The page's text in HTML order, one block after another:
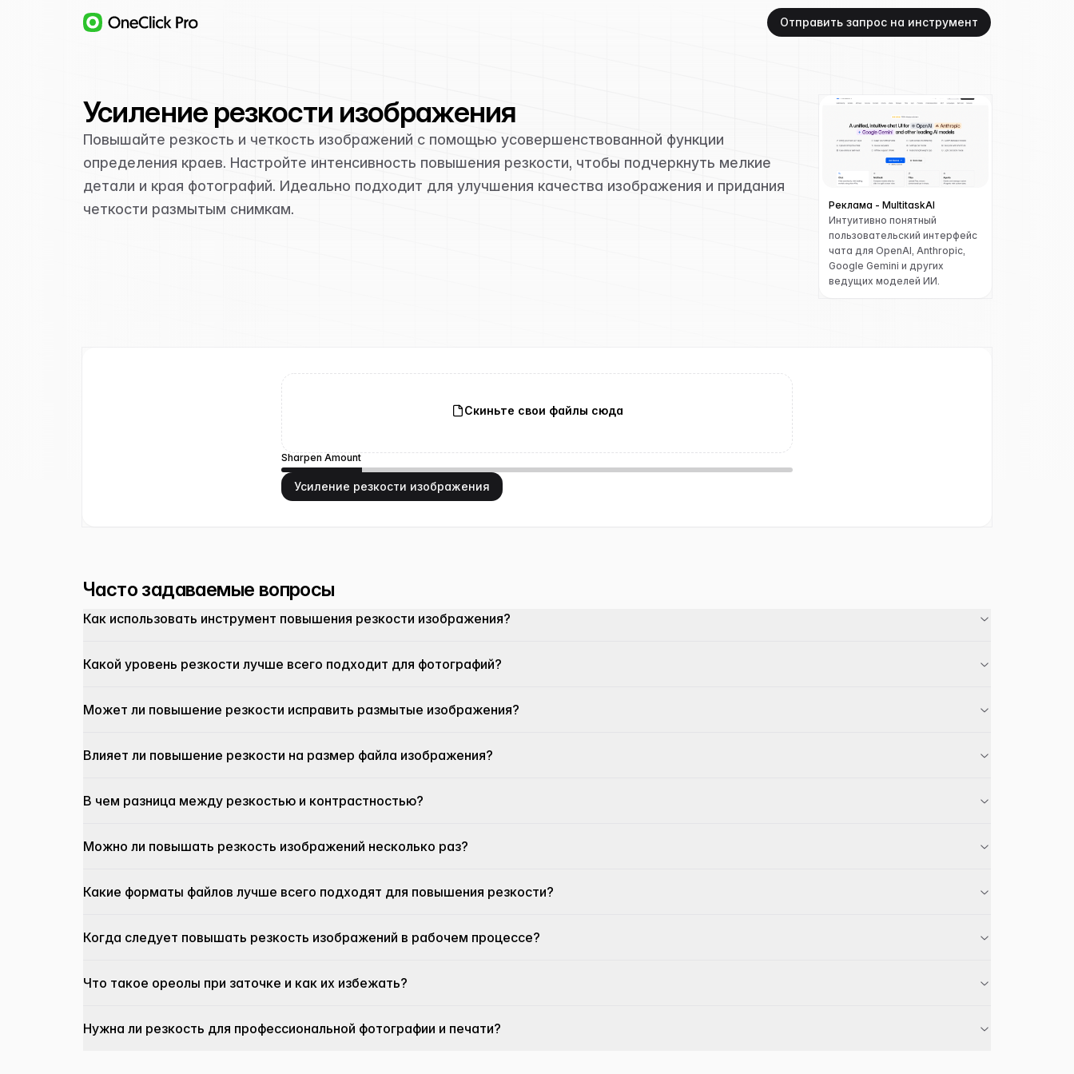
Отправить запрос на инструмент
Усиление резкости изображения
Повышайте резкость и четкость изображений с помощью усовершенствованной функции
определения краев. Настройте интенсивность повышения резкости, чтобы подчеркнуть мелкие
детали и края фотографий. Идеально подходит для улучшения качества изображения и придания
четкости размытым снимкам.
Реклама - MultitaskAI
Интуитивно понятный
пользовательский интерфейс
чата для OpenAI, Anthropic,
Google Gemini и других
ведущих моделей ИИ.
Скиньте свои файлы сюда
Sharpen Amount
Усиление резкости изображения
Часто задаваемые вопросы
Как использовать инструмент повышения резкости изображения?
Какой уровень резкости лучше всего подходит для фотографий?
Может ли повышение резкости исправить размытые изображения?
Влияет ли повышение резкости на размер файла изображения?
В чем разница между резкостью и контрастностью?
Можно ли повышать резкость изображений несколько раз?
Какие форматы файлов лучше всего подходят для повышения резкости?
Когда следует повышать резкость изображений в рабочем процессе?
Что такое ореолы при заточке и как их избежать?
Нужна ли резкость для профессиональной фотографии и печати?